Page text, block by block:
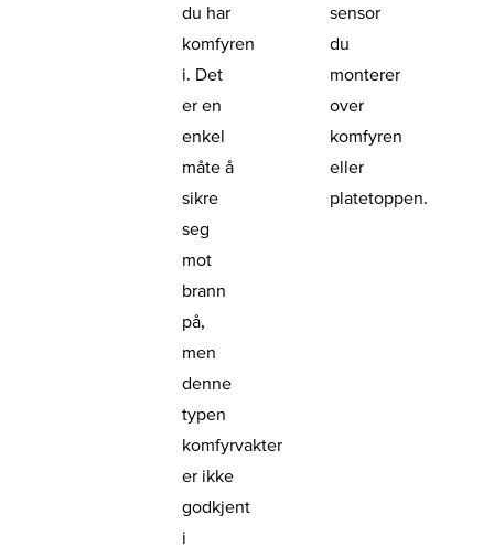
du har
komfyren
i. Det
er en
enkel
måte å
sikre
seg
mot
brann
på,
men
denne
typen
komfyrvakter
er ikke
godkjent
i
sensor
du
monterer
over
komfyren
eller
platetoppen.